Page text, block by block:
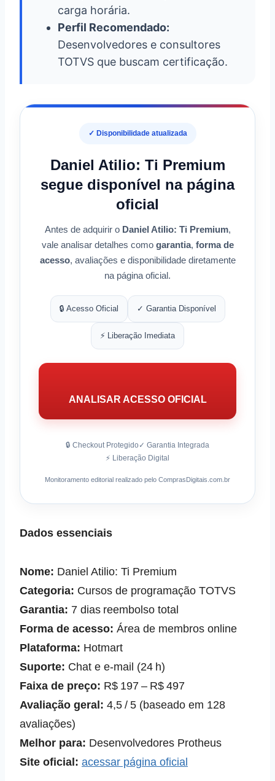
carga horária.
Perfil Recomendado:
Desenvolvedores e consultores
TOTVS que buscam certificação.
✓ Disponibilidade atualizada
Daniel Atilio: Ti Premium
segue disponível na página
oficial
Antes de adquirir o Daniel Atilio: Ti Premium,
vale analisar detalhes como garantia, forma de
acesso, avaliações e disponibilidade diretamente
na página oficial.
🔒 Acesso Oficial ✓ Garantia Disponível
⚡ Liberação Imediata
ANALISAR ACESSO OFICIAL
🔒 Checkout Protegido ✓ Garantia Integrada
⚡ Liberação Digital
Monitoramento editorial realizado pelo ComprasDigitais.com.br
Dados essenciais
Nome: Daniel Atilio: Ti Premium
Categoria: Cursos de programação TOTVS
Garantia: 7 dias reembolso total
Forma de acesso: Área de membros online
Plataforma: Hotmart
Suporte: Chat e e‑mail (24 h)
Faixa de preço: R$ 197 – R$ 497
Avaliação geral: 4,5 / 5 (baseado em 128
avaliações)
Melhor para: Desenvolvedores Protheus
Site oficial: acessar página oficial